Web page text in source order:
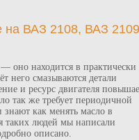
на ВАЗ 2108, ВАЗ
оно находится в практически
него смазываются детали
и ресурс двигателя
так же требует периодичной
как менять масло в
таких людей мы написали
описано.